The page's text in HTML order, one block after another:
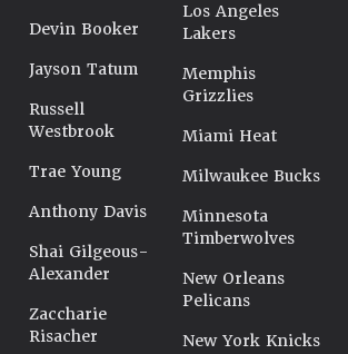
Devin Booker
Jayson Tatum
Russell
Westbrook
Trae Young
Anthony Davis
Shai Gilgeous-
Alexander
Zaccharie
Risacher
Los Angeles
Lakers
Memphis
Grizzlies
Miami Heat
Milwaukee Bucks
Minnesota
Timberwolves
New Orleans
Pelicans
New York Knicks